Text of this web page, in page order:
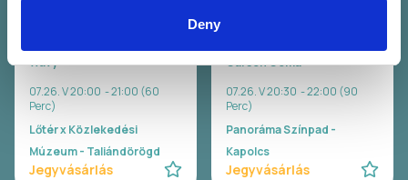
Deny
Wavy
07.26. V 20:00 - 21:00 (60
Perc)
Lőtér x Közlekedési
Múzeum - Taliándörögd
Jegyvásárlás
Carson Coma
07.26. V 20:30 - 22:00 (90
Perc)
Panoráma Színpad -
Kapolcs
Jegyvásárlás